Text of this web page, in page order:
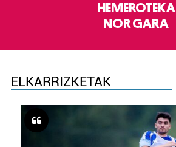
HEMEROTEKA
NOR GARA
ELKARRIZKETAK